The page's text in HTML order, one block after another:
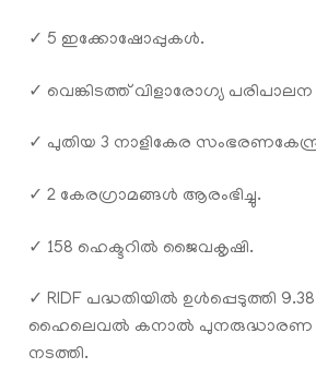
✓ 5 ഇക്കോഷോപ്പുകൾ.
✓ വെങ്കിടത്ത് വിളാരോഗ്യ പരിപാലന
✓ പുതിയ 3 നാളികേര
✓ 2 കേരഗ്രാമങ്ങള്‍ ആരംഭിച്ചു.
✓ 158 ഹെക്ടറിൽ ജൈവകൃഷി.
✓ RIDF പദ്ധ‌തിയിൽ ഉൾപ്പെടുത്തി
ഹൈലെവൽ കനാൽ പുനരുദ്ധാരണ
നടത്തി.